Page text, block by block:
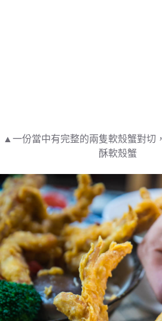
▲一份當中有完整的兩隻軟殼蟹對切
酥軟殼蟹